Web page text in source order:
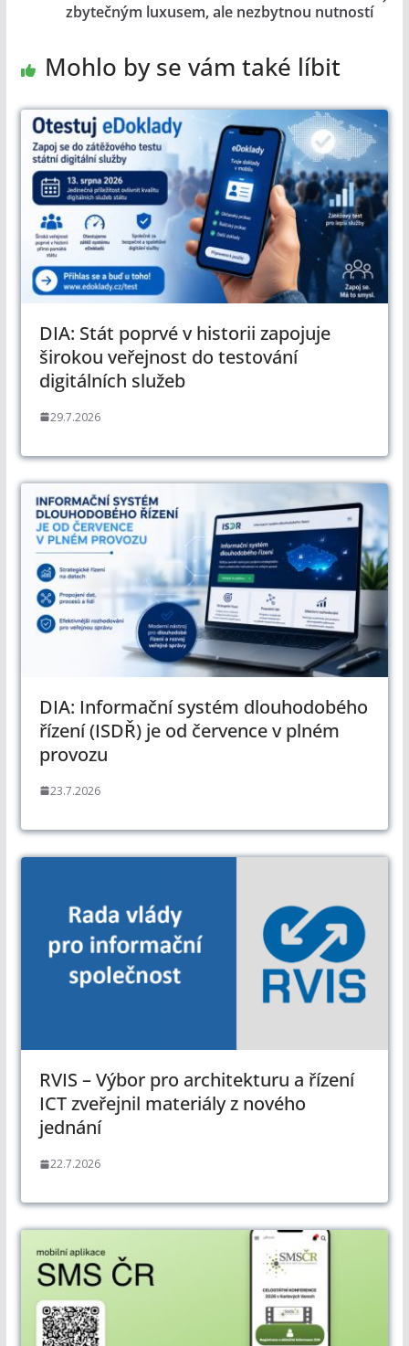
zbytečným luxusem, ale nezbytnou nutností
Mohlo by se vám také líbit
DIA: Stát poprvé v historii zapojuje
širokou veřejnost do testování
digitálních služeb
29.7.2026
DIA: Informační systém dlouhodobého
řízení (ISDŘ) je od července v plném
provozu
23.7.2026
RVIS – Výbor pro architekturu a řízení
ICT zveřejnil materiály z nového
jednání
22.7.2026